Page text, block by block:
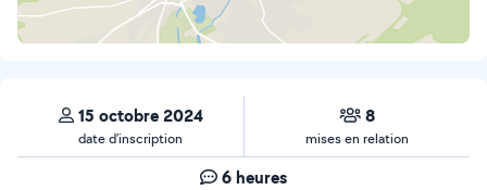
15 octobre 2024
date d’inscription
8
mises en relation
6 heures